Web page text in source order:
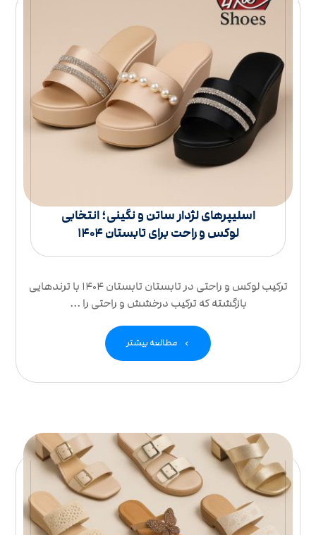
اسلیپرهای لژدار ساتن و نگینی؛ انتخابی
لوکس و راحت برای تابستان ۱۴۰۴
ترکیب لوکس و راحتی در تابستان تابستان ۱۴۰۴ با ترندهایی
بازگشته که ترکیب درخشش و راحتی را ...
مطالعه بیشتر